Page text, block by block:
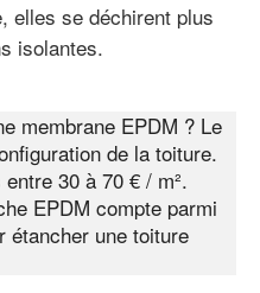
elles se déchirent plus
isolantes.
membrane EPDM ? Le
de la toiture.
30 à 70 € / m².
EPDM compte parmi
étancher une toiture